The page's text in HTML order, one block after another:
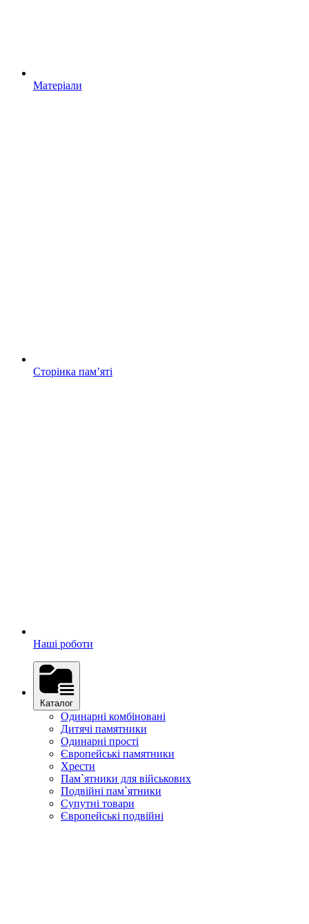
Матеріали
Сторінка памʼяті
Наші роботи
Каталог
Одинарні комбіновані
Дитячі памятники
Одинарні прості
Європейські памятники
Хрести
Пам`ятники для військових
Подвійні пам`ятники
Супутні товари
Європейські подвійні